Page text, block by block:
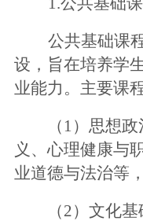
公共基础课
设，旨在培养学
业能力。主要课
（ 1）思想政
义、心理健康与
业道德与法治等
（2）文化